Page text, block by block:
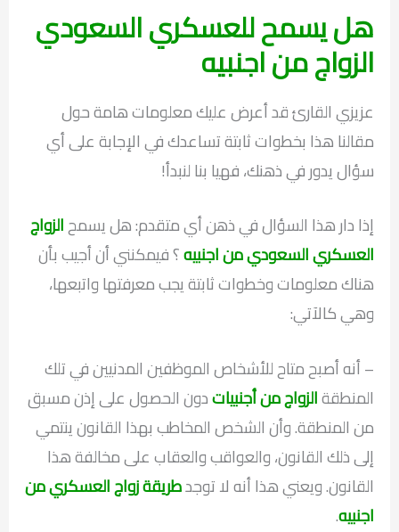
هل يسمح للعسكري السعودي
الزواج من اجنبيه
عزيزي القارئ قد أعرض عليك معلومات هامة حول
مقالنا هذا بخطوات ثابتة تساعدك في الإجابة على أي
سؤال يدور في ذهنك، فهيا بنا لنبدأ!
إذا دار هذا السؤال في ذهن أي متقدم: هل يسمحالزواج
العسكري السعودي من اجنبيه؟ فيمكنني أن أجيب بأن
هناك معلومات وخطوات ثابتة يجب معرفتها واتبعها،
وهي كالآتي:
– أنه أصبح متاح للأشخاص الموظفين المدنيين في تلك
المنطقةالزواج من أجنبياتدون الحصول على إذن مسبق
من المنطقة. وأن الشخص المخاطب بهذا القانون ينتمي
إلى ذلك القانون، والعواقب والعقاب على مخالفة هذا
القانون. ويعني هذا أنه لا توجدطريقة زواج العسكري من
اجنبيه.